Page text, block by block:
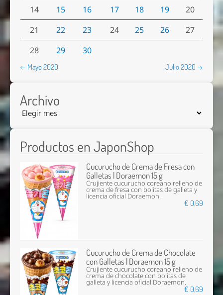
14
15 16 17 18 19
20
21
22 23 24 25 26
27
28
29 30
← Mayo 2020 Julio 2020 →
Archivo
Productos en JaponShop
Cucurucho de Crema de Fresa con
Galletas | Doraemon 15 g
Crujiente cucurucho coreano relleno de
crema de fresa con bolitas de galleta y
licencia oficial Doraemon.
€ 0,69
Cucurucho de Crema de Chocolate
con Galletas | Doraemon 15 g
Crujiente cucurucho coreano relleno de
crema de chocolate con bolitas de
galleta y licencia oficial Doraemon.
€ 0,69